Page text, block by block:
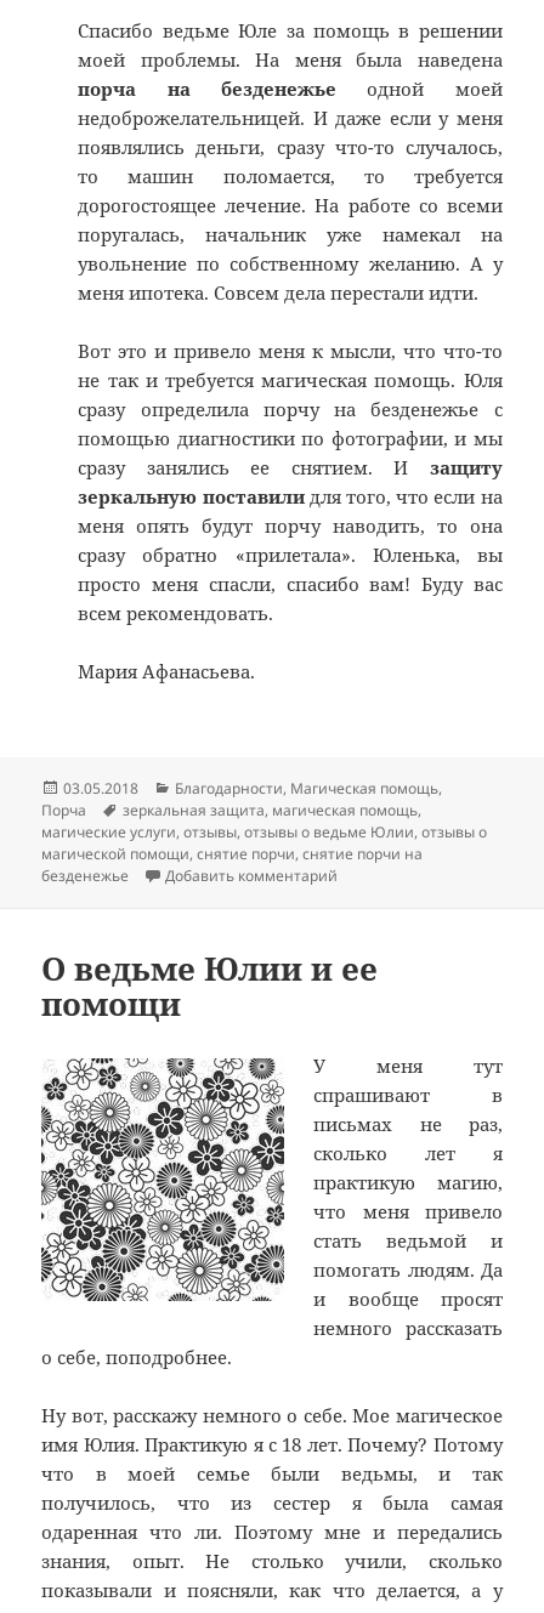
Спасибо ведьме Юле за помощь в решении
моей проблемы. На меня была наведена
порча на безденежье одной моей
недоброжелательницей. И даже если у меня
появлялись деньги, сразу что-то случалось,
то машин поломается, то требуется
дорогостоящее лечение. На работе со всеми
поругалась, начальник уже намекал на
увольнение по собственному желанию. А у
меня ипотека. Совсем дела перестали идти.
Вот это и привело меня к мысли, что что-то
не так и требуется магическая помощь. Юля
сразу определила порчу на безденежье с
помощью диагностики по фотографии, и мы
сразу занялись ее снятием. И защиту
зеркальную поставилидля того, что если на
меня опять будут порчу наводить, то она
сразу обратно «прилетала». Юленька, вы
просто меня спасли, спасибо вам! Буду вас
всем рекомендовать.
Мария Афанасьева.
Опубликовано
03.05.2018 Рубрики
Благодарности, Магическая помощь,
Порча
Метки
зеркальная защита, магическая помощь,
магические услуги,отзывы,отзывы о ведьме Юлии,отзывы о
магической помощи,снятие порчи,снятие порчи на
безденежье
Добавить комментарий
О ведьме Юлии и ее
помощи
У меня тут
спрашивают в
письмах не раз,
сколько лет я
практикую магию,
что меня привело
стать ведьмой и
помогать людям. Да
и вообще просят
немного рассказать
о себе, поподробнее.
Ну вот, расскажу немного о себе. Мое магическое
имя Юлия. Практикую я с 18 лет. Почему? Потому
что в моей семье были ведьмы, и так
получилось, что из сестер я была самая
одаренная что ли. Поэтому мне и передались
знания, опыт. Не столько учили, сколько
показывали и поясняли, как что делается, а у